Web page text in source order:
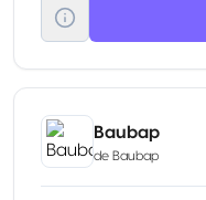
Baubap
de Baubap